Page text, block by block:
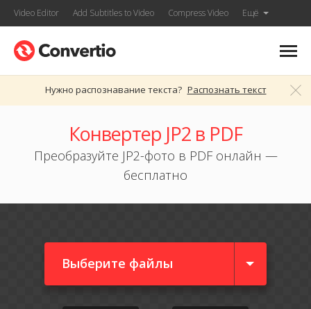
Video Editor Add Subtitles to Video Compress Video Ещё
Нужно распознавание текста? Распознать текст
Конвертер JP2 в PDF
Преобразуйте JP2-фото в PDF онлайн —
бесплатно
Выберите файлы